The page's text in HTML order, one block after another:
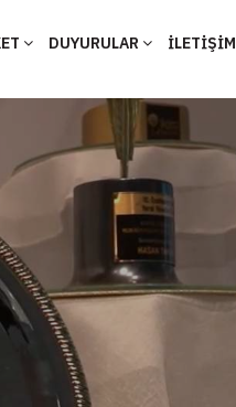
DUYURULAR İLETİŞİM